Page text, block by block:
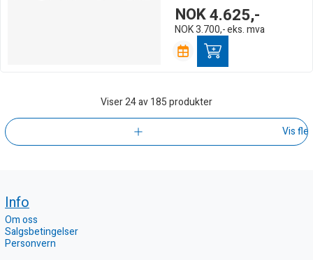
NOK4.625,-
NOK3.700,-eks. mva
Viser24av 185 produkter
Vis
Info
Om oss
Salgsbetingelser
Personvern